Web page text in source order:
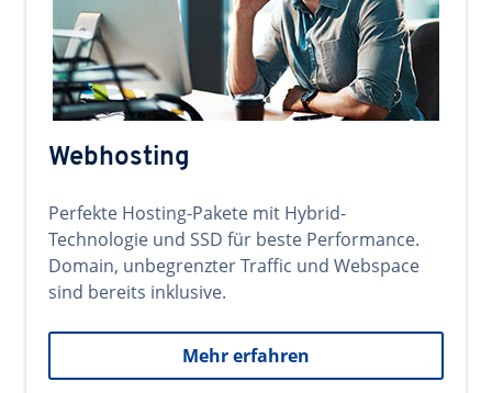
Webhosting
Perfekte Hosting-Pakete mit Hybrid-
Technologie und SSD für beste Performance.
Domain, unbegrenzter Traffic und Webspace
sind bereits inklusive.
Mehr erfahren